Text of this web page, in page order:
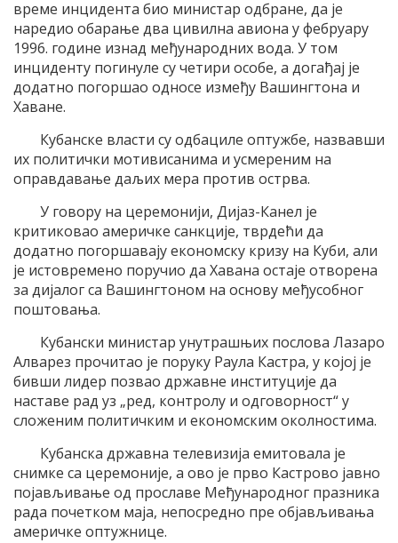
време инцидента био министар одбране, да је
наредио обарање два цивилна авиона у фебруару
1996. године изнад међународних вода. У том
инциденту погинуле су четири особе, а догађај је
додатно погоршао односе између Вашингтона и
Хаване.
Кубанске власти су одбациле оптужбе, назвавши
их политички мотивисанима и усмереним на
оправдавање даљих мера против острва.
У говору на церемонији, Дијаз-Канел је
критиковао америчке санкције, тврдећи да
додатно погоршавају економску кризу на Куби, али
је истовремено поручио да Хавана остаје отворена
за дијалог са Вашингтоном на основу међусобног
поштовања.
Кубански министар унутрашњих послова Лазаро
Алварез прочитао је поруку Раула Кастра, у којој је
бивши лидер позвао државне институције да
наставе рад уз „ред, контролу и одговорност“ у
сложеним политичким и економским околностима.
Кубанска државна телевизија емитовала је
снимке са церемоније, а ово је прво Кастрово јавно
појављивање од прославе Међународног празника
рада почетком маја, непосредно пре објављивања
америчке оптужнице.